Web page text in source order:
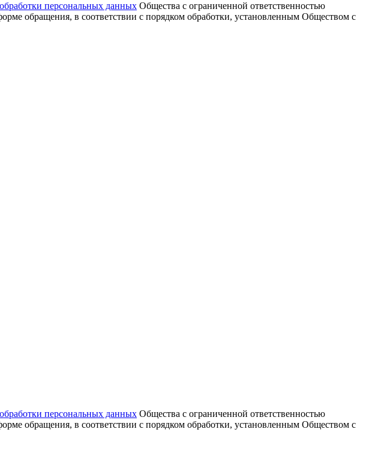
персональных данных Общества с ограниченной ответственностью
обращения, в соответствии с порядком обработки, установленным Обществом с
персональных данных Общества с ограниченной ответственностью
обращения, в соответствии с порядком обработки, установленным Обществом с